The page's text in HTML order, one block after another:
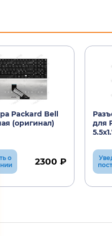
Packard Bell
(оригинал)
о
2300 ₽
для